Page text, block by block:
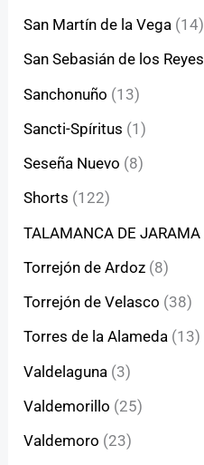
San Martín de la Vega (14)
San Sebasián de los Reyes
Sanchonuño (13)
Sancti-Spíritus (1)
Seseña Nuevo (8)
Shorts (122)
TALAMANCA DE JARAMA
Torrejón de Ardoz (8)
Torrejón de Velasco (38)
Torres de la Alameda (13)
Valdelaguna (3)
Valdemorillo (25)
Valdemoro (23)